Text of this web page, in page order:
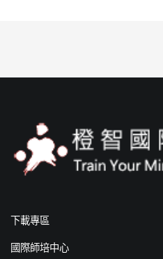
下載專區
國際師培中心